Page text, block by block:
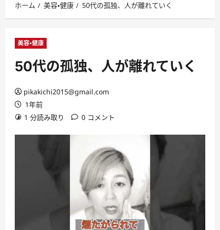
メ
ニ
ー
ホーム 美容・健康 50代の孤独、人が離れていく
美容・健康
50代の孤独、人が離れていく
pikakichi2015@gmail.com
1年前
1 分読み取り
0 コメント